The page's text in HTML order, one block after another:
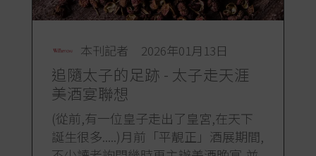
本刊記者 2026年01月13日
追隨太子的足跡 - 太子走天涯
美酒宴聯想
(從前,有一位皇子走出了皇宮,在天下
誕生很多.....)月前「平靚正」酒展期間,